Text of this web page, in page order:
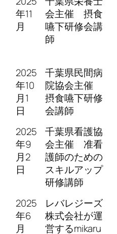
年11
月
会主催 摂食
嚥下研修会講
師
2025
年10
月1
日
千葉県民間病
院協会主催
摂食嚥下研修
会講師
2025
年9
月2
日
千葉県看護協
会主催 准看
護師のための
スキルアップ
研修講師
2025
年6
月
レバレジーズ
株式会社が運
営するmikaru